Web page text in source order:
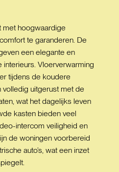
met hoogwaardige
te garanderen. De
een elegante en
interieurs. Vloerverwarming
tijdens de koudere
volledig uitgerust met de
wat het dagelijks leven
kasten bieden veel
intercom veiligheid en
de woningen voorbereid
auto’s, wat een inzet